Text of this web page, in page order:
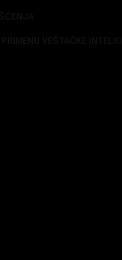
VEŠTAČKE